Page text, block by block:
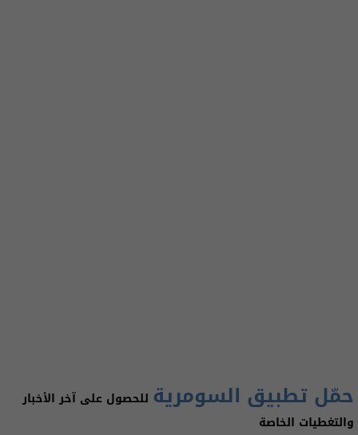
حمّل تطبيق السومرية للحصول على آخر الأخبار
والتغطيات الخاصة